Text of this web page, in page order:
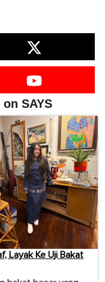
SAYS
Layak Ke Uji Bakat